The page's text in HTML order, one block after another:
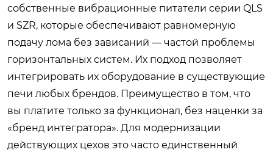
собственные вибрационные питатели серии QLS
и SZR, которые обеспечивают равномерную
подачу лома без зависаний — частой проблемы
горизонтальных систем. Их подход позволяет
интегрировать их оборудование в существующие
печи любых брендов. Преимущество в том, что
вы платите только за функционал, без наценки за
«бренд интегратора». Для модернизации
действующих цехов это часто единственный